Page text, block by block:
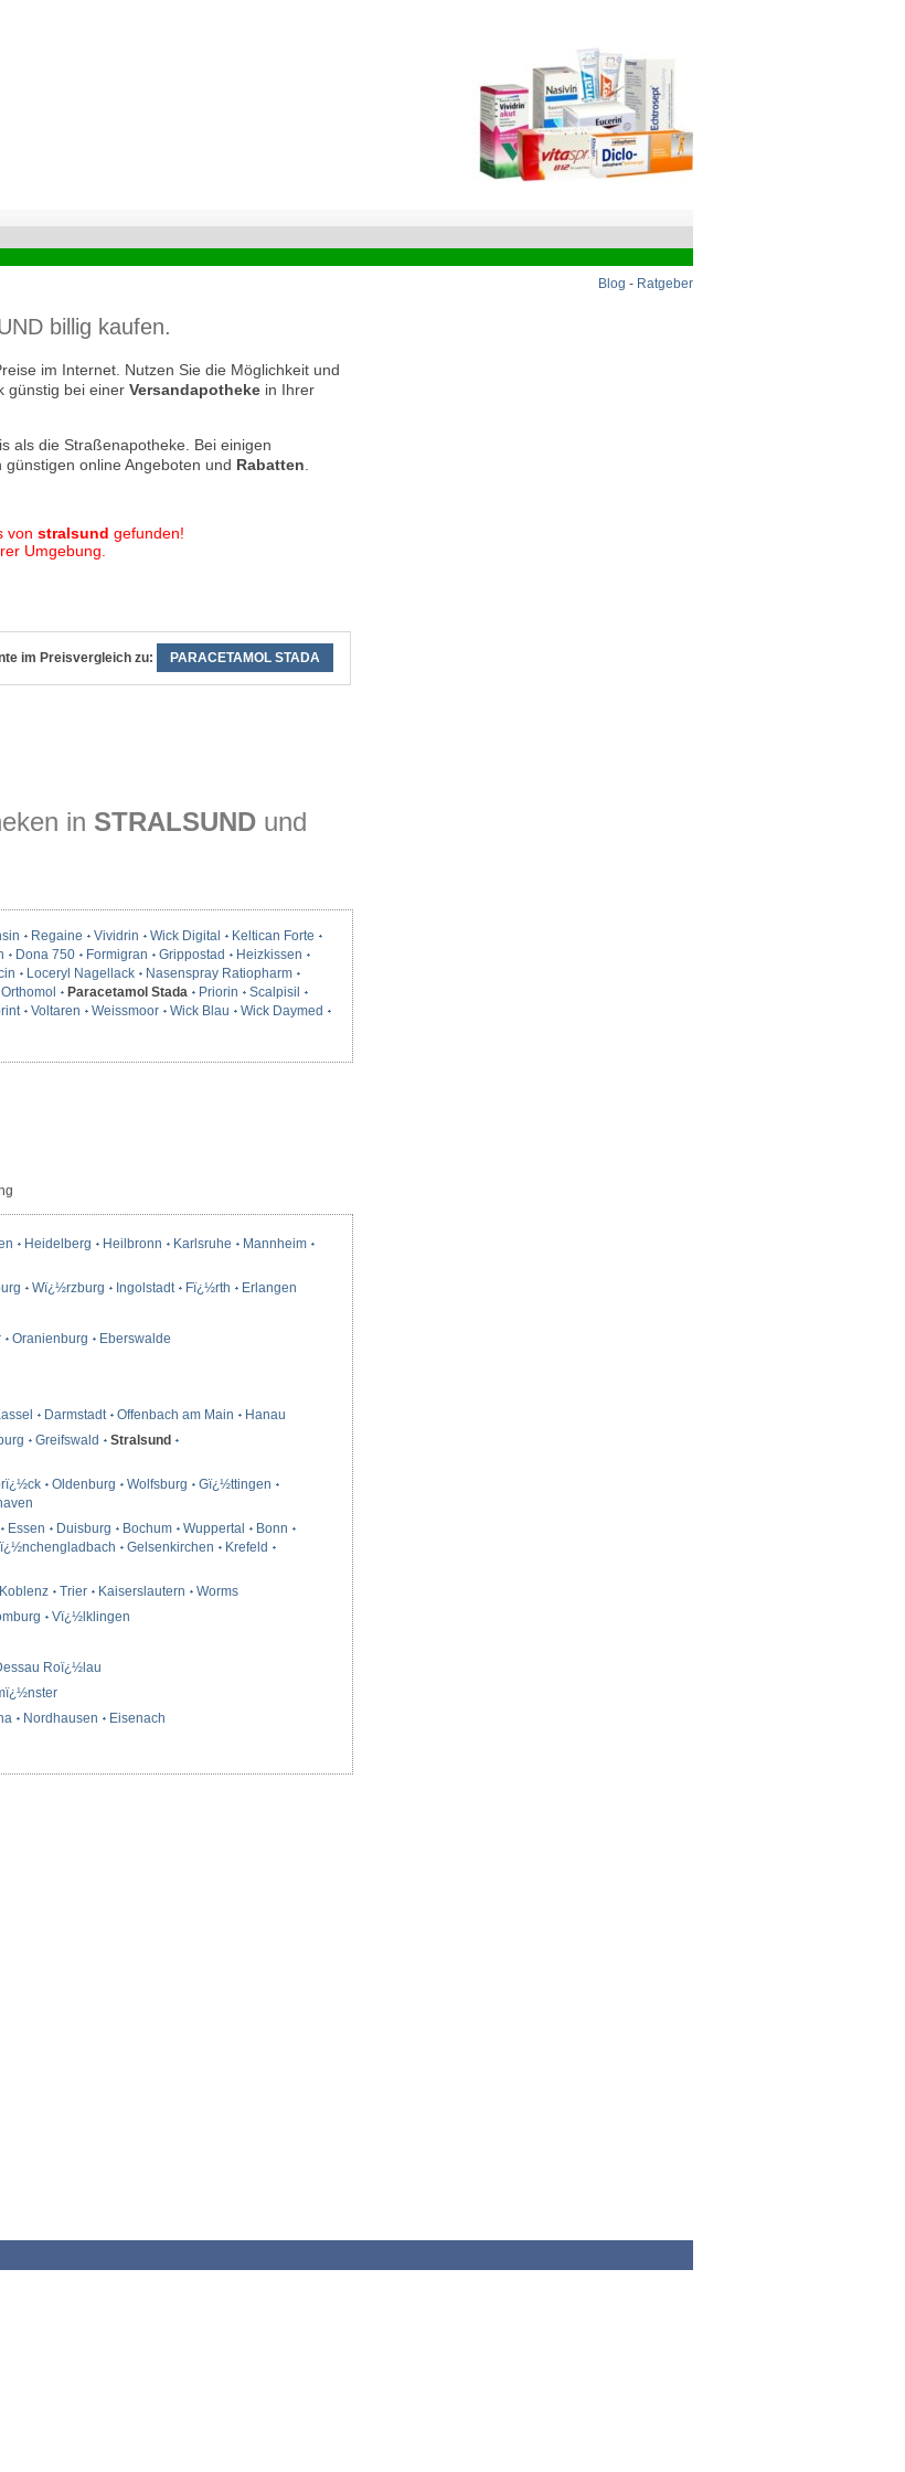
Blog - Ratgeber
billig kaufen.
im Internet. Nutzen Sie die Möglichkeit und
günstig bei einer Versandapotheke in Ihrer
als die Straßenapotheke. Bei einigen
günstigen online Angeboten und Rabatten
von stralsund gefunden!
Umgebung.
im Preisvergleich zu: PARACETAMOL STADA
in STRALSUND und
Regaine Vividrin Wick Digital
Keltican Forte
Dona 750 Formigran Grippostad
Heizkissen
Loceryl Nagellack
Nasenspray Ratiopharm
Orthomol Paracetamol Stada Priorin
Scalpisil
Voltaren Weissmoor Wick Blau
Wick Daymed
Heidelberg Heilbronn Karlsruhe
Mannheim
Wï¿½rzburg Ingolstadt Fï¿½rth
Erlangen
Oranienburg
Eberswalde
Darmstadt Offenbach am Main
Hanau
Greifswald Stralsund
Oldenburg Wolfsburg
Gï¿½ttingen
Essen Duisburg Bochum Wuppertal
Bonn
Gelsenkirchen
Krefeld
Koblenz Trier Kaiserslautern
Worms
Vï¿½lklingen
Roï¿½lau
Nordhausen
Eisenach